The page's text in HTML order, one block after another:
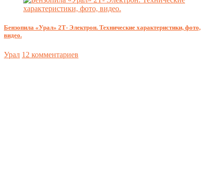
Бензопила «Урал» 2Т- Электрон. Технические характеристики, фото,
видео.
Урал 12 комментариев